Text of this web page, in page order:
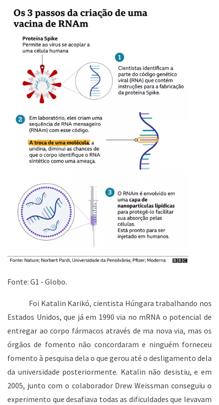
Fonte: G1 - Globo.
Foi Katalin Karikó, cientista Húngara trabalhando nos
Estados Unidos, que já em 1990 via no mRNA o potencial de
entregar ao corpo fármacos através de ma nova via, mas os
órgãos de fomento não concordaram e ninguém forneceu
fomento à pesquisa dela o que gerou até o desligamento dela
da universidade posteriormente. Katalin não desistiu, e em
2005, junto com o colaborador Drew Weissman conseguiu o
experimento que desafiava todas as dificuldades que levavam